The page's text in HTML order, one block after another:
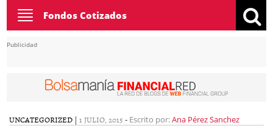
Toggle
navigation
Fondos Cotizados
Publicidad
UNCATEGORIZED | 1 JULIO, 2015 - Escrito por:Ana Pérez Sanchez